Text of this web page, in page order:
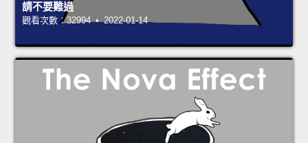
請不要難過
觀看次數：32994 • 2022-01-14